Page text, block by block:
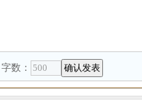
字数：